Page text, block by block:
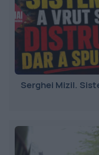
Serghei Mizil.